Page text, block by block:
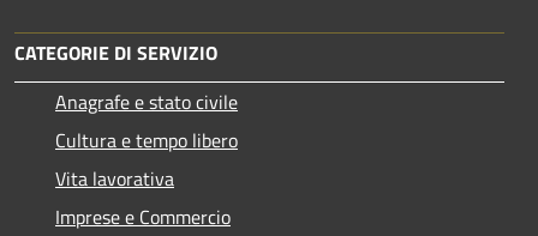
CATEGORIE DI SERVIZIO
Anagrafe e stato civile
Cultura e tempo libero
Vita lavorativa
Imprese e Commercio